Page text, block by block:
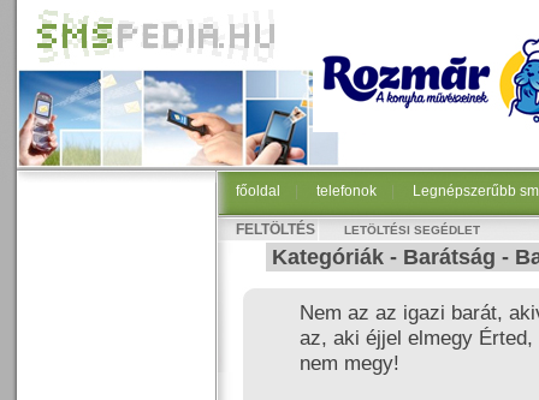
főoldal telefonok Legnépszerűbb
FELTÖLTÉS LETÖLTÉSI SEGÉDLET
Kategóriák - Barátság -
Nem az az igazi barát,
az, aki éjjel elmegy
nem megy!